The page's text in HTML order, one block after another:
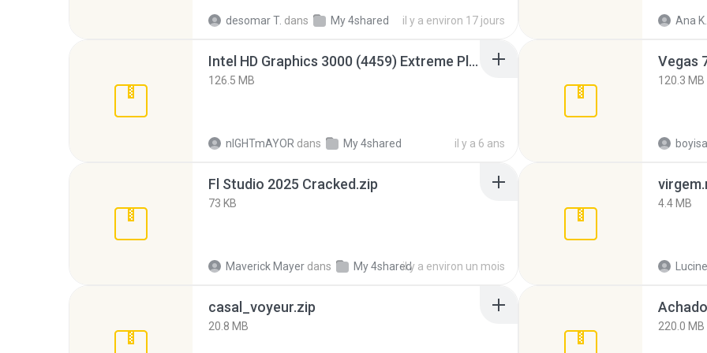
desomar T. dans My 4shared il y a environ 17 jours Ana K.
Intel HD Graphics 3000 (4459) Extreme Plus 2.0.zip
126.5 MB
nIGHTmAYOR dans My 4shared il y a 6 ans
Vegas
120.3 MB
Fl Studio 2025 Cracked.zip
73 KB
Maverick Mayer dans My 4sharedil y a environ un mois
4.4 MB
casal_voyeur.zip
20.8 MB 220.0 MB